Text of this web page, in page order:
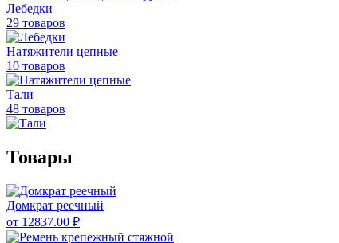
Лебедки
29 товаров
Натяжители цепные
10 товаров
Тали
48 товаров
Товары
Домкрат реечный
от 12837.00 ₽